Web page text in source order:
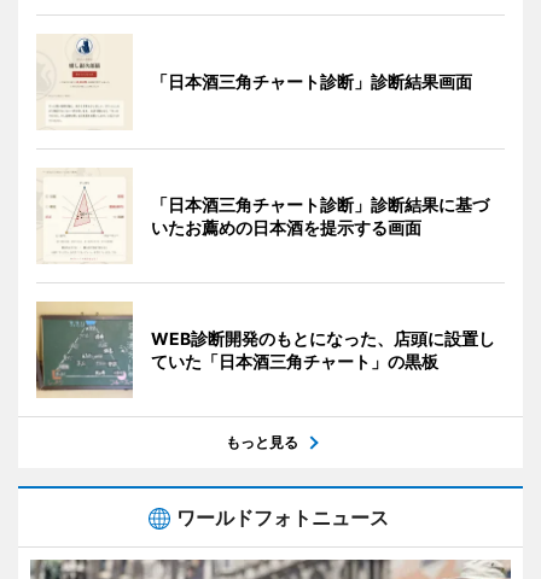
「日本酒三角チャート診断」診断結果画面
「日本酒三角チャート診断」診断結果に基づ
いたお薦めの日本酒を提示する画面
WEB診断開発のもとになった、店頭に設置し
ていた「日本酒三角チャート」の黒板
もっと見る
ワールドフォトニュース